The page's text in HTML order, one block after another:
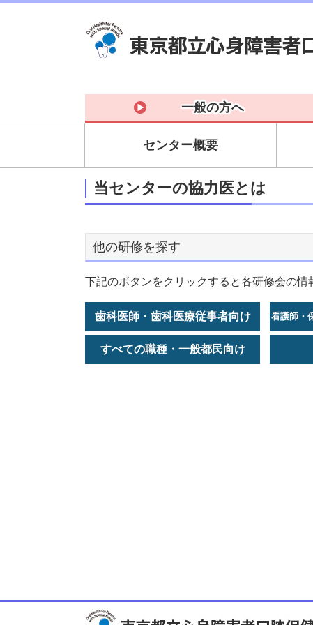
一般の方へ
センター概要
当センターの協力医とは
他の研修を探す
下記のボタンをクリックすると各研修会の情
歯科医師・歯科医療従事者向け 看護師・
すべての職種・一般都民向け